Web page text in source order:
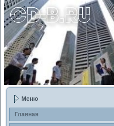
Меню
Главная